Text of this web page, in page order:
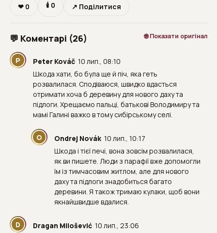
❤ 0 🕯 0 ↗ Поділитися
💬 Коментарі (26) 🌐 Показати оригінал
P Peter Kováč 10 лип., 08:10
Шкода хати, бо була ще й піч, яка геть
розвалилася. Сподіваюся, швидко вдасться
отримати хоча б деревину для нового даху та
підлоги. Хрещаємо пальці, батькові Володимиру та
мамі Галині важко в тому сибірському селі.
O Ondrej Novák 10 лип., 10:17
Шкода і тієї печі, вона зовсім розвалилася,
як ви пишете. Люди з парафії вже допомогли
їм із тимчасовим житлом, але для нового
даху та підлоги знадобиться багато
деревини. Я також тримаю кулаки, щоб вони
якнайшвидше вдалися.
D Dragan Milošević 10 лип., 23:06